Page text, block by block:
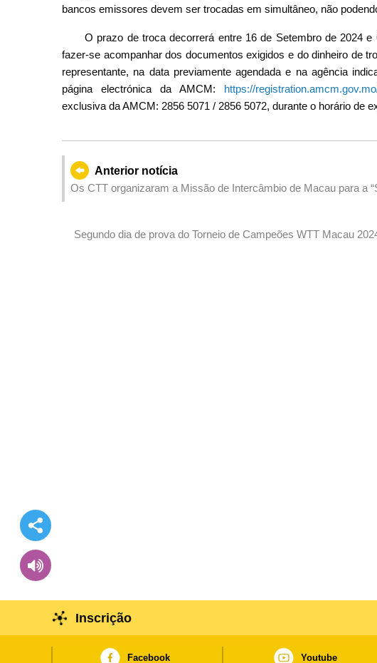
bancos emissores devem ser trocadas em simultâneo, não
O prazo de troca decorrerá entre 16 de Setembro de 2024
fazer-se acompanhar dos documentos exigidos e do dinheiro de
representante, na data previamente agendada e na agência
página electrónica da AMCM:
https://
exclusiva da AMCM: 2856 5071 / 2856 5072, durante o horário de
Anterior notícia
Os CTT organizaram a Missão de Intercâmbio de
Segundo dia de prova do Torneio de Campeões WTT Macau
Inscrição
Facebook Youtube